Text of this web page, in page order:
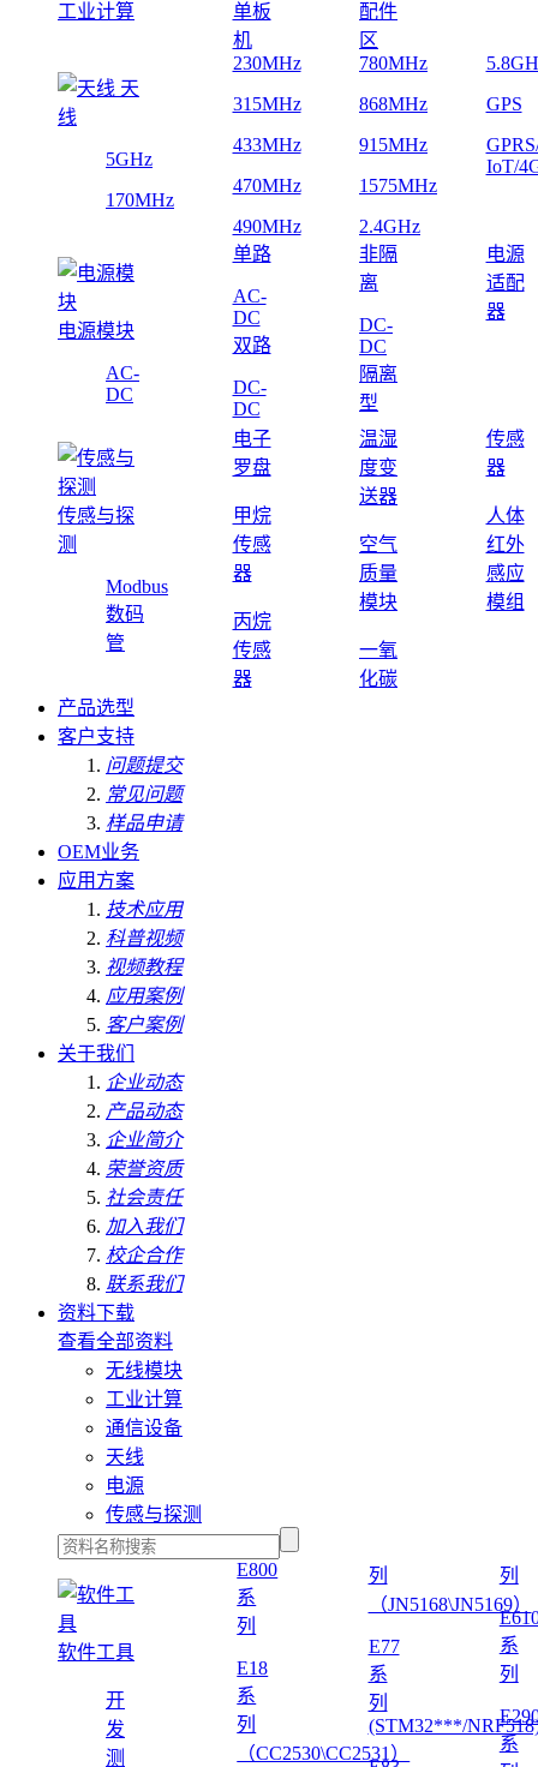
工业计算
单板
机
配件
区
天
线
5GHz
170MHz
230MHz
315MHz
433MHz
470MHz
490MHz
780MHz
868MHz
915MHz
1575MHz
2.4GHz
GPS
IoT/
电源模块
AC-
DC
单路
AC-
DC
双路
DC-
DC
非隔
离
DC-
DC
隔离
型
电源
适配
器
传感与探
测
Modbus
数码
管
电子
罗盘
甲烷
传感
器
丙烷
传感
器
温湿
度变
送器
空气
质量
模块
一氧
化碳
传感
器
人体
红外
感应
模组
产品选型
客户支持
问题提交
常见问题
样品申请
OEM业务
应用方案
技术应用
科普视频
视频教程
应用案例
客户案例
关于我们
企业动态
产品动态
企业简介
荣誉资质
社会责任
加入我们
校企合作
联系我们
资料下载
查看全部资料
无线模块
工业计算
通信设备
天线
电源
传感与探测
软件工具
开
发
测
E800
系
列
E18
系
列
（CC2530\CC2531）
列
（JN5168\JN5169）
E77
系
列
(STM32***/
列
系
列
系